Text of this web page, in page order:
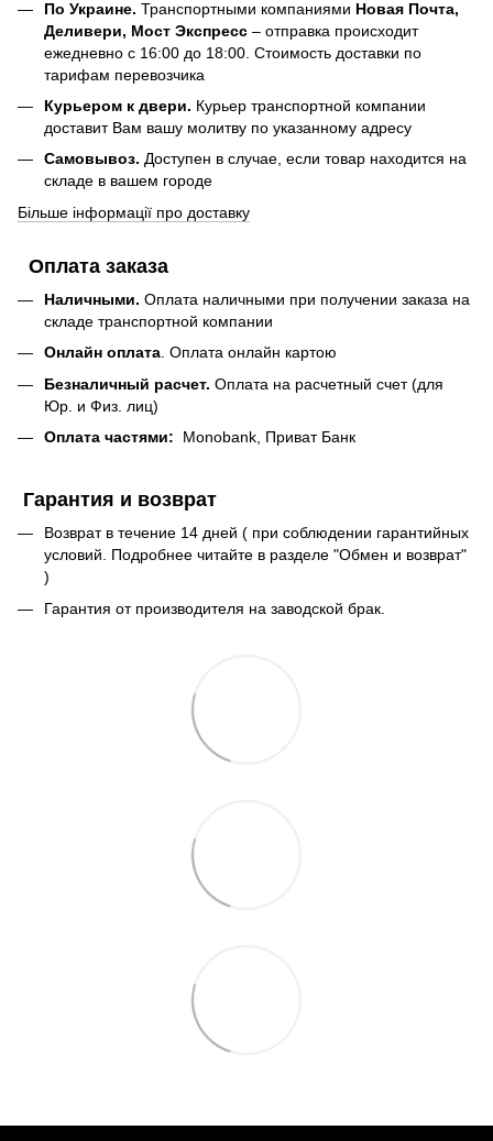
По Украине. Транспортными компаниями Новая Почта,
Деливери, Мост Экспресс – отправка происходит
ежедневно с 16:00 до 18:00. Стоимость доставки по
тарифам перевозчика
Курьером к двери. Курьер транспортной компании
доставит Вам вашу молитву по указанному адресу
Самовывоз. Доступен в случае, если товар находится на
складе в вашем городе
Більше інформації про доставку
Оплата заказа
Наличными. Оплата наличными при получении заказа на
складе транспортной компании
Онлайн оплата . Оплата онлайн картою
Безналичный расчет. Оплата на расчетный счет (для
Юр. и Физ. лиц)
Оплата частями: Monobank, Приват Банк
Гарантия и возврат
Возврат в течение 14 дней ( при соблюдении гарантийных
условий. Подробнее читайте в разделе "Обмен и возврат"
)
Гарантия от производителя на заводской брак.